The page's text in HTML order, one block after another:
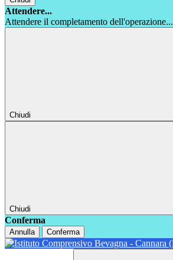
Attendere...
Attendere il completamento dell'operazione...
Chiudi
Chiudi
Conferma
Annulla Conferma